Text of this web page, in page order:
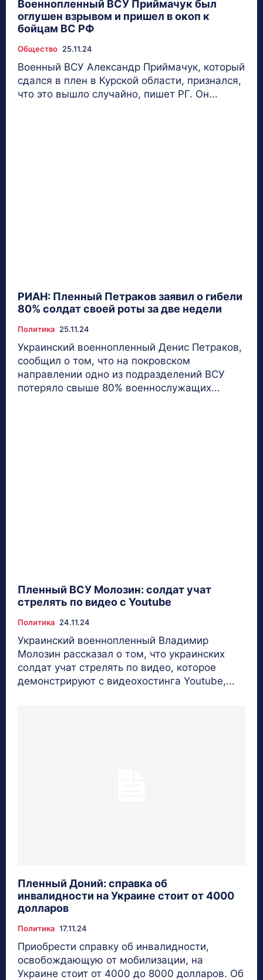
Военнопленный ВСУ Приймачук был
оглушен взрывом и пришел в окоп к
бойцам ВС РФ
Общество 25.11.24
Военный ВСУ Александр Приймачук, который
сдался в плен в Курской области, признался,
что это вышло случайно, пишет РГ. Он...
РИАН: Пленный Петраков заявил о гибели
80% солдат своей роты за две недели
Политика 25.11.24
Украинский военнопленный Денис Петраков,
сообщил о том, что на покровском
направлении одно из подразделений ВСУ
потеряло свыше 80% военнослужащих...
Пленный ВСУ Молозин: солдат учат
стрелять по видео с Youtube
Политика 24.11.24
Украинский военнопленный Владимир
Молозин рассказал о том, что украинских
солдат учат стрелять по видео, которое
демонстрируют с видеохостинга Youtube,...
Пленный Доний: справка об
инвалидности на Украине стоит от 4000
долларов
Политика 17.11.24
Приобрести справку об инвалидности,
освобождающую от мобилизации, на
Украине стоит от 4000 до 8000 долларов. Об